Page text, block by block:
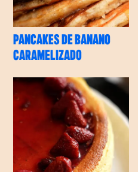
PANCAKES DE BANANO
CARAMELIZADO